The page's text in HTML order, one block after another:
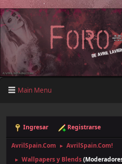
Main Menu
Ingresar Registrarse
AvrilSpain.Com ► AvrilSpain.Com!
► Wallpapers y Blends